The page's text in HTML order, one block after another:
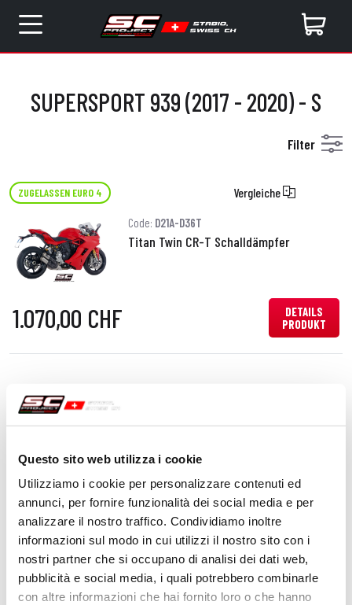
Questo sito web utilizza i cookie
Utilizziamo i cookie per personalizzare contenuti ed
annunci, per fornire funzionalità dei social media e per
analizzare il nostro traffico. Condividiamo inoltre
informazioni sul modo in cui utilizzi il nostro sito con i
nostri partner che si occupano di analisi dei dati web,
pubblicità e social media, i quali potrebbero combinarle
con altre informazioni che hai fornito loro o che hanno
SUPERSPORT 939 (2017 - 2020) - S
Filter
ZUGELASSEN EURO 4 Vergleiche
Code: D21A-D36T
Titan Twin CR-T Schalldämpfer
1.070,00 CHF
DETAILS
PRODUKT